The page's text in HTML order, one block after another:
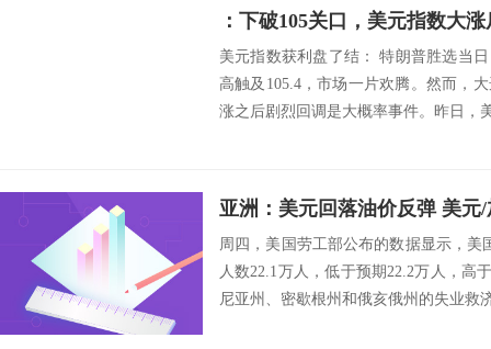
：下破105关口，美元指数大
美元指数获利盘了结： 特朗普胜选当
高触及105.4，市场一片欢腾。然而，
涨之后剧烈回调是大概率事件。昨日，
亚洲：美元回落油价反弹 美元
周四，美国劳工部公布的数据显示，美
人数22.1万人，低于预期22.2万人，高
尼亚州、密歇根州和俄亥俄州的失业救